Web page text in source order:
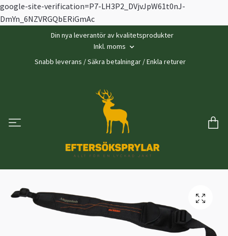
google-site-verification=P7-LH3P2_DVjvJpW61t0nJ-
DmYn_6NZVRGQbERiGmAc
Din nya leverantör av kvalitetsprodukter
Inkl. moms
Snabb leverans / Säkra betalningar / Enkla returer